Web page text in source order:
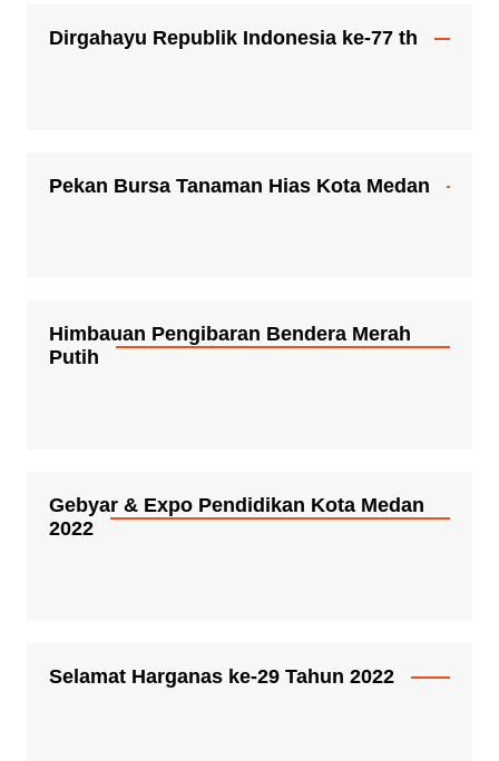
Dirgahayu Republik Indonesia ke-77 th
Pekan Bursa Tanaman Hias Kota Medan
Himbauan Pengibaran Bendera Merah
Putih
Gebyar & Expo Pendidikan Kota Medan
2022
Selamat Harganas ke-29 Tahun 2022